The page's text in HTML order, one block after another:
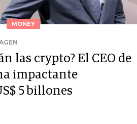
MONEY
las crypto? El CEO de
impactante
5 billones